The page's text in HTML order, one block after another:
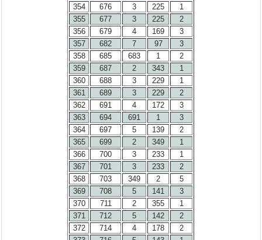
354
676 3 225
1
355
677 3 225
2
356
679 4 169
3
357
682 7 97
3
358
685 683 1
2
359
687 2 343
1
360
688 3 229
1
361
689 3 229
2
362
691 4 172
3
363
694 691 1
3
364
697 5 139
2
365
699 2 349
1
366
700 3 233
1
367
701 3 233
2
368
703 349 2
5
369
708 5 141
3
370
711 2 355
1
371
712 5 142
2
372
714 4 178
2